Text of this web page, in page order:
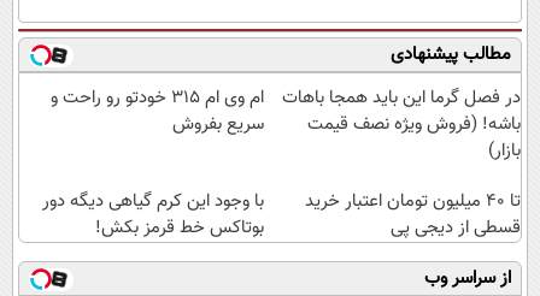
مطالب پیشنهادی
در فصل گرما این باید همجا باهات
باشه! (فروش ویژه نصف قیمت
بازار)
ام وی ام 315 خودتو رو راحت و
سریع بفروش
تا ۴۰ میلیون تومان اعتبار خرید
قسطی از دیجی پی
با وجود این کرم گیاهی دیگه دور
بوتاکس خط قرمز بکش!
از سراسر وب